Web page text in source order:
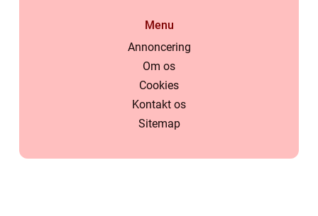
Menu
Annoncering
Om os
Cookies
Kontakt os
Sitemap